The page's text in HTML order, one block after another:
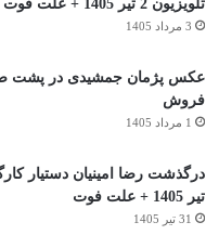
تلویزیون 2 تیر 1405 + علت فوت
3 مرداد 1405
عکس پژمان جمشیدی در پشت
فروش
1 مرداد 1405
تیر 1405 + علت فوت
31 تیر 1405